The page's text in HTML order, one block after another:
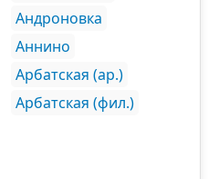
Андроновка
Аннино
Арбатская (ар.)
Арбатская (фил.)